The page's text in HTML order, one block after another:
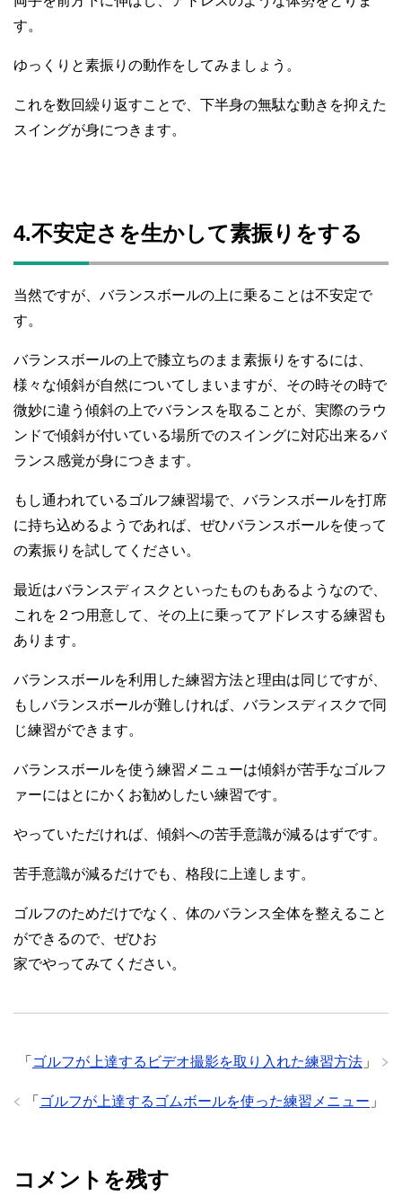
す。
ゆっくりと素振りの動作をしてみましょう。
これを数回繰り返すことで、下半身の無駄な動きを抑えた
スイングが身につきます。
4.不安定さを生かして素振りをする
当然ですが、バランスボールの上に乗ることは不安定で
す。
バランスボールの上で膝立ちのまま素振りをするには、
様々な傾斜が自然についてしまいますが、その時その時で
微妙に違う傾斜の上でバランスを取ることが、実際のラウ
ンドで傾斜が付いている場所でのスイングに対応出来るバ
ランス感覚が身につきます。
もし通われているゴルフ練習場で、バランスボールを打席
に持ち込めるようであれば、ぜひバランスボールを使って
の素振りを試してください。
最近はバランスディスクといったものもあるようなので、
これを２つ用意して、その上に乗ってアドレスする練習も
あります。
バランスボールを利用した練習方法と理由は同じですが、
もしバランスボールが難しければ、バランスディスクで同
じ練習ができます。
バランスボールを使う練習メニューは傾斜が苦手なゴルフ
ァーにはとにかくお勧めしたい練習です。
やっていただければ、傾斜への苦手意識が減るはずです。
苦手意識が減るだけでも、格段に上達します。
ゴルフのためだけでなく、体のバランス全体を整えること
ができるので、ぜひお
家でやってみてください。
「 ゴルフが上達するビデオ撮影を取り入れた練習方法 」
「 ゴルフが上達するゴムボールを使った練習メニュー 」
コメントを残す